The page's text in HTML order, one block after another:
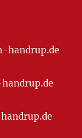
handrup.de